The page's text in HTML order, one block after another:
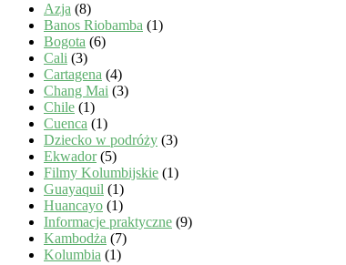
Azja (8)
Banos Riobamba (1)
Bogota (6)
Cali (3)
Cartagena (4)
Chang Mai (3)
Chile (1)
Cuenca (1)
Dziecko w podróży (3)
Ekwador(5)
Filmy Kolumbijskie (1)
Guayaquil (1)
Huancayo (1)
Informacje praktyczne (9)
Kambodża (7)
Kolumbia (1)